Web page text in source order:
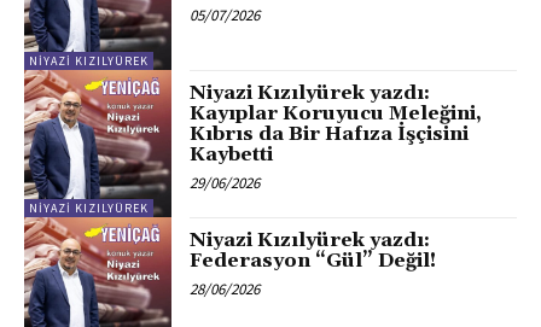
NIYAZI KIZILYÜREK
05/07/2026
NIYAZI KIZILYÜREK
Niyazi Kızılyürek yazdı:
Kayıplar Koruyucu Meleğini,
Kıbrıs da Bir Hafıza İşçisini
Kaybetti
29/06/2026
Niyazi Kızılyürek yazdı:
Federasyon “Gül” Değil!
28/06/2026